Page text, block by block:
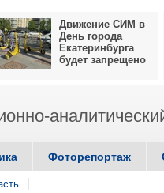
Движение СИМ в
День города
Екатеринбурга
будет запрещено
Фоторепортаж